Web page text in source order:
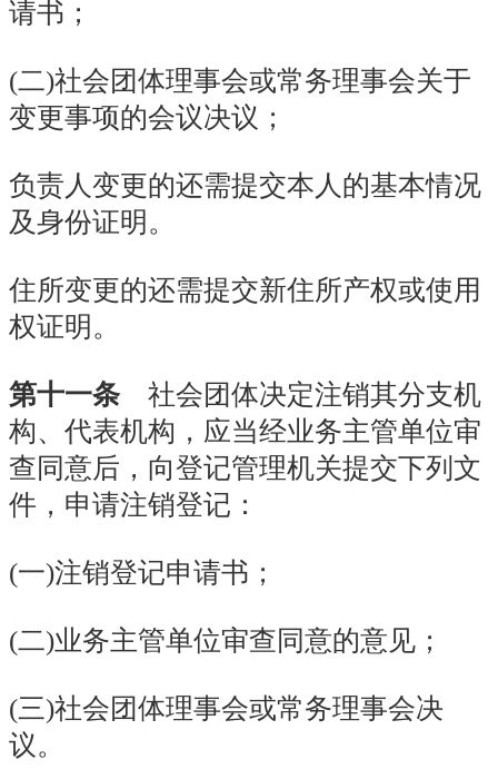
请书；
(二)社会团体理事会或常务理事会关于
变更事项的会议决议；
负责人变更的还需提交本人的基本情况
及身份证明。
住所变更的还需提交新住所产权或使用
权证明。
第十一条 社会团体决定注销其分支机
构、代表机构，应当经业务主管单位审
查同意后，向登记管理机关提交下列文
件，申请注销登记：
(一)注销登记申请书；
(二)业务主管单位审查同意的意见；
(三)社会团体理事会或常务理事会决
议。